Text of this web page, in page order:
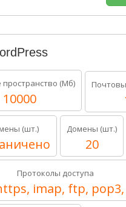
пространство (Мб)
10000
(шт.) Домены (шт.)
20
Протоколы доступа
imap, ftp, pop3,